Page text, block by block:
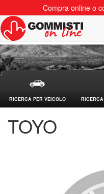
Compra online o
RICERCA PER VEICOLO
TOYO